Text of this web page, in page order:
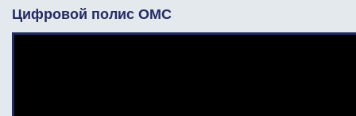
Цифровой полис ОМС